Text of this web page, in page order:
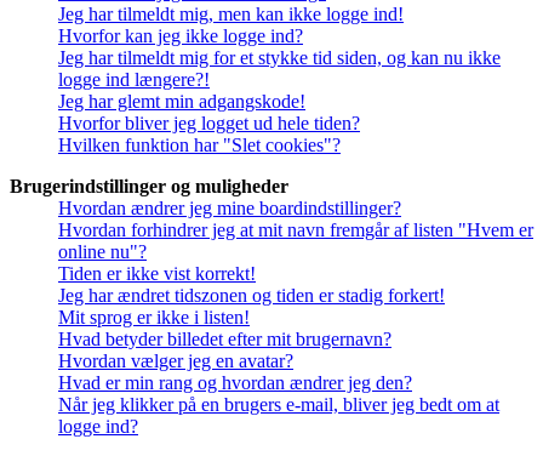
Jeg har tilmeldt mig, men kan ikke logge ind!
Hvorfor kan jeg ikke logge ind?
Jeg har tilmeldt mig for et stykke tid siden, og kan nu ikke
logge ind længere?!
Jeg har glemt min adgangskode!
Hvorfor bliver jeg logget ud hele tiden?
Hvilken funktion har "Slet cookies"?
Brugerindstillinger og muligheder
Hvordan ændrer jeg mine boardindstillinger?
Hvordan forhindrer jeg at mit navn fremgår af listen "Hvem er
online nu"?
Tiden er ikke vist korrekt!
Jeg har ændret tidszonen og tiden er stadig forkert!
Mit sprog er ikke i listen!
Hvad betyder billedet efter mit brugernavn?
Hvordan vælger jeg en avatar?
Hvad er min rang og hvordan ændrer jeg den?
Når jeg klikker på en brugers e-mail, bliver jeg bedt om at
logge ind?